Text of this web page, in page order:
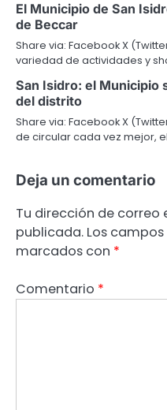
El Municipio de San
de Beccar
Share via: Facebook X
variedad de actividades y
San Isidro: el Municipio
del distrito
Share via: Facebook X
de circular cada vez mejor,
Deja un comentario
Tu dirección de correo
publicada. Los
marcados con *
Comentario *